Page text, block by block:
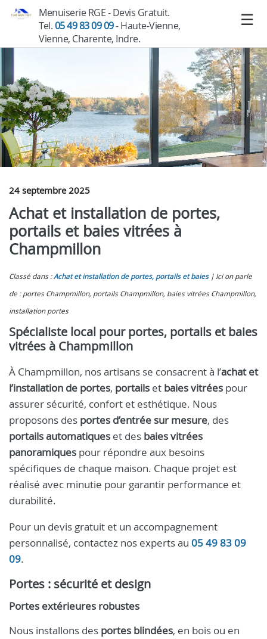
Menuiserie RGE - Devis Gratuit.
Tel.05 49 83 09 09- Haute-Vienne,
Vienne, Charente, Indre.
24 septembre 2025
Achat et installation de portes,
portails et baies vitrées à
Champmillon
Classé dans :Achat et installation de portes, portails et baies
Ici on parle
de : portes Champmillon, portails Champmillon, baies vitrées Champmillon,
installation portes
Spécialiste local pour portes, portails et baies
vitrées à Champmillon
À Champmillon, nos artisans se consacrent à l’achat et
l’installation de portes, portails et baies vitrées pour
assurer sécurité, confort et esthétique. Nous
proposons des portes d’entrée sur mesure, des
portails automatiques et des baies vitrées
panoramiques pour répondre aux besoins
spécifiques de chaque maison. Chaque projet est
réalisé avec minutie pour garantir performance et
durabilité.
Pour un devis gratuit et un accompagnement
personnalisé, contactez nos experts au 05 49 83 09
09.
Portes : sécurité et design
Portes extérieures robustes
Nous installons des portes blindées, en bois ou en